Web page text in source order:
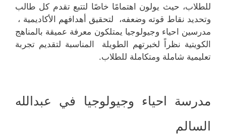
للطلاب، حيث يولون اهتمامًا خاصًا لتتبع تقدم كل طالب
وتحديد نقاط قوته وضعفه، لتحقيق أهدافهم الأكاديمية ،
مدرسين احياء وجيولوجيا يمتلكون معرفة عميقة بالمناهج
الكويتية نظراً لخبرتهم الطويلة المناسبة لتقديم تجربة
تعليمية شاملة ومتكاملة للطلاب.
مدرسة احياء وجيولوجيا في عبدالله
السالم